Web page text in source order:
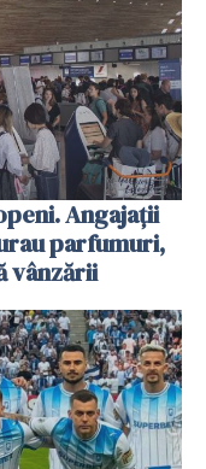
Angajații
parfumuri,
vânzării